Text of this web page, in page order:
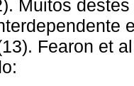
Muitos
Fearon et